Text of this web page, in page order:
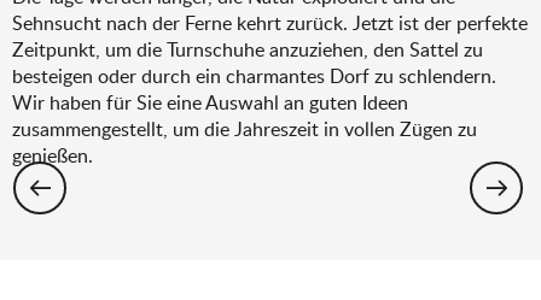
Sehnsucht nach der Ferne kehrt zurück. Jetzt ist der perfekte
Zeitpunkt, um die Turnschuhe anzuziehen, den Sattel zu
besteigen oder durch ein charmantes Dorf zu schlendern.
Wir haben für Sie eine Auswahl an guten Ideen
zusammengestellt, um die Jahreszeit in vollen Zügen zu
genießen.
Wandern: Die Auswahl für den Frühling